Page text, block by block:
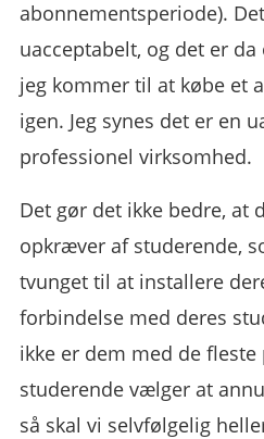
abonnementsperiode).
uacceptabelt, og det er
jeg kommer til at købe et
igen. Jeg synes det er en
professionel virksomhed.
Det gør det ikke bedre, at
opkræver af studerende,
tvunget til at installere
forbindelse med deres
ikke er dem med de fleste
studerende vælger at
så skal vi selvfølgelig